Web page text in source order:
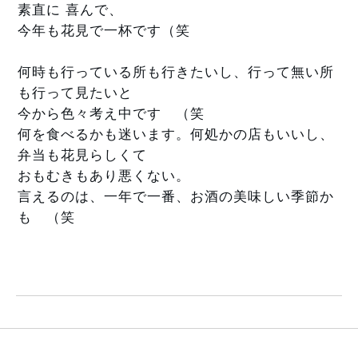
素直に 喜んで、
今年も花見で一杯です（笑
何時も行っている所も行きたいし、行って無い所
も行って見たいと
今から色々考え中です　（笑
何を食べるかも迷います。何処かの店もいいし、
弁当も花見らしくて
おもむきもあり悪くない。
言えるのは、一年で一番、お酒の美味しい季節か
も　（笑